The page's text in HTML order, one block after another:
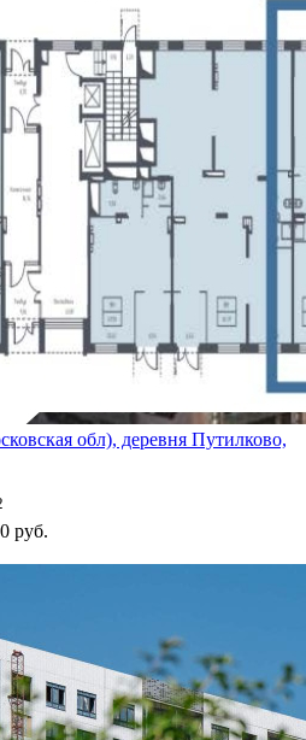
обл), деревня Путилково,
руб.